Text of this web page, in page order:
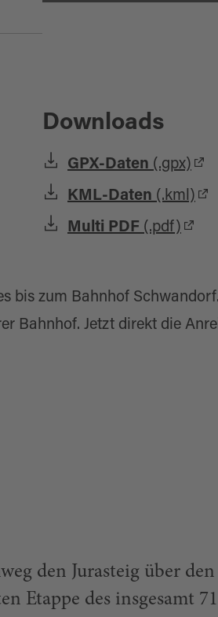
Downloads
GPX-Daten (.gpx)
KML-Daten (.kml)
Multi PDF (.pdf)
bis zum Bahnhof
Bahnhof. Jetzt direkt die
den Jurasteig über den
Etappe des insgesamt